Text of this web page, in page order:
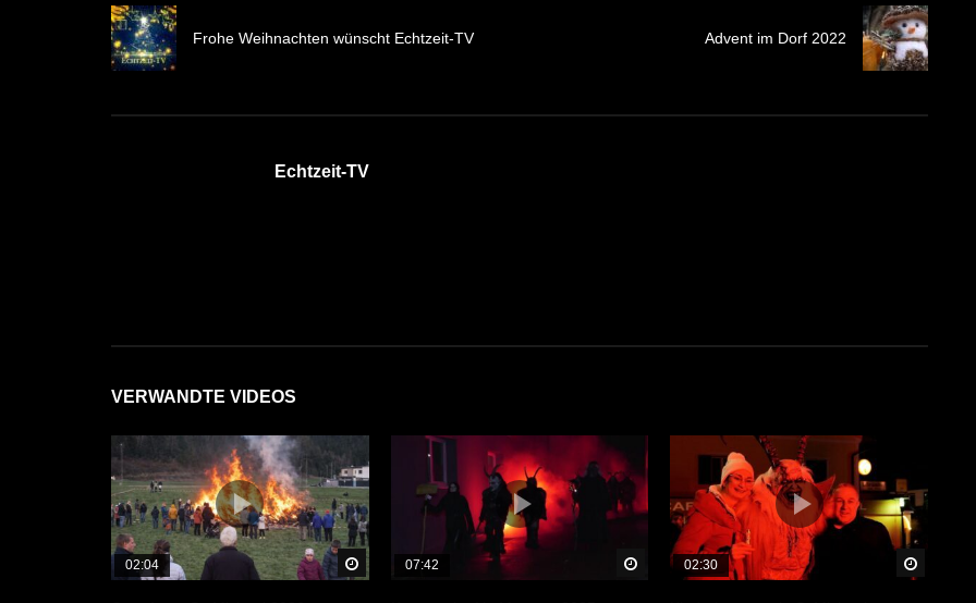
Frohe Weihnachten wünscht Echtzeit-TV Advent im Dorf 2022
Echtzeit-TV
VERWANDTE VIDEOS
Später Ansehen
02:04 Später Ansehen
07:42 02:30